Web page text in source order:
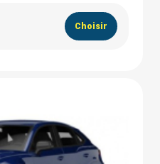
Choisir